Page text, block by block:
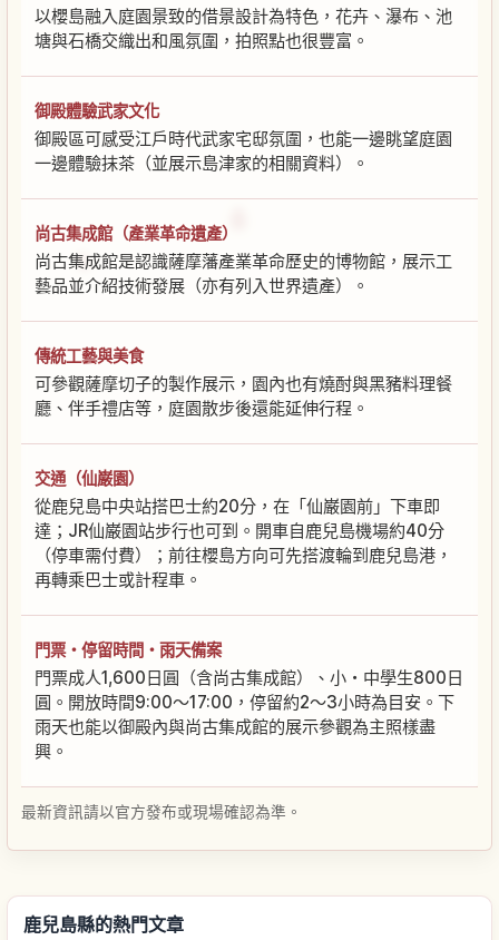
以櫻島融入庭園景致的借景設計為特色，花卉、瀑布、池
塘與石橋交織出和風氛圍，拍照點也很豐富。
御殿體驗武家文化
御殿區可感受江戶時代武家宅邸氛圍，也能一邊眺望庭園
一邊體驗抹茶（並展示島津家的相關資料）。
尚古集成館（產業革命遺產）
尚古集成館是認識薩摩藩產業革命歷史的博物館，展示工
藝品並介紹技術發展（亦有列入世界遺產）。
傳統工藝與美食
可參觀薩摩切子的製作展示，園內也有燒酎與黑豬料理餐
廳、伴手禮店等，庭園散步後還能延伸行程。
交通（仙巌園）
從鹿兒島中央站搭巴士約20分，在「仙巌園前」下車即
達；JR仙巌園站步行也可到。開車自鹿兒島機場約40分
（停車需付費）；前往櫻島方向可先搭渡輪到鹿兒島港，
再轉乘巴士或計程車。
門票・停留時間・雨天備案
門票成人1,600日圓（含尚古集成館）、小・中學生800日
圓。開放時間9:00〜17:00，停留約2〜3小時為目安。下
雨天也能以御殿內與尚古集成館的展示參觀為主照樣盡
興。
最新資訊請以官方發布或現場確認為準。
鹿兒島縣的熱門文章